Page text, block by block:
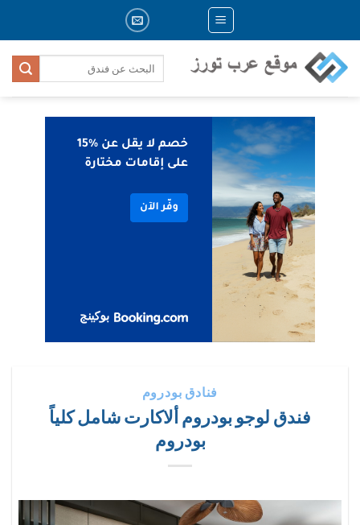
content
فنادق بودروم
فندق لوجو بودروم ألاكارت شامل كلياً
بودروم